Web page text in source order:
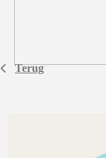
Terug